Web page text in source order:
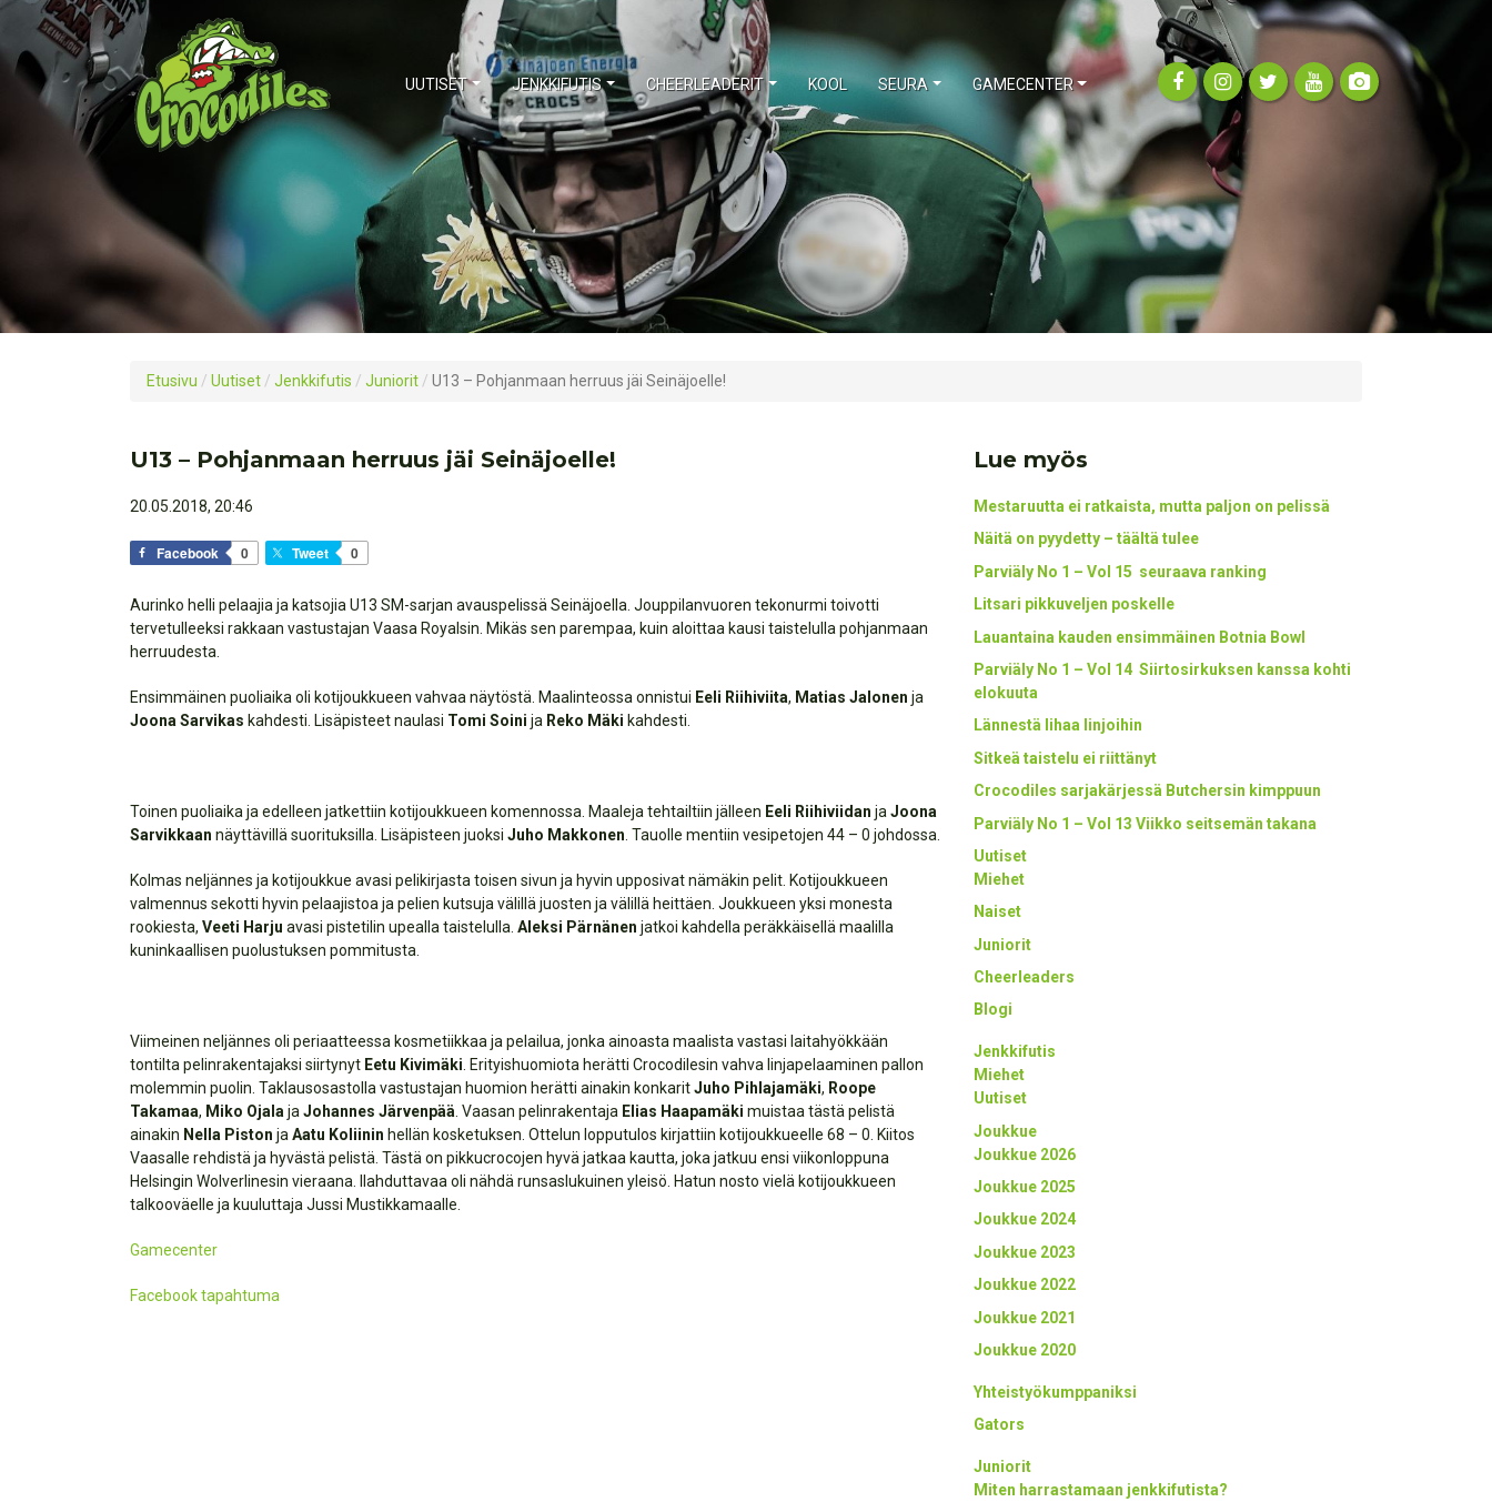
UUTISET JENKKIFUTIS CHEERLEADERIT KOOL SEURA GAMECENTER
Etusivu / Uutiset / Jenkkifutis / Juniorit / U13 – Pohjanmaan herruus jäi Seinäjoelle!
U13 – Pohjanmaan herruus jäi Seinäjoelle!
20.05.2018, 20:46
Facebook 0 Tweet 0
Aurinko helli pelaajia ja katsojia U13 SM-sarjan avauspelissä Seinäjoella. Jouppilanvuoren tekonurmi toivotti
tervetulleeksi rakkaan vastustajan Vaasa Royalsin. Mikäs sen parempaa, kuin aloittaa kausi taistelulla pohjanmaan
herruudesta.
Ensimmäinen puoliaika oli kotijoukkueen vahvaa näytöstä. Maalinteossa onnistui Eeli Riihiviita, Matias Jalonen ja
Joona Sarvikas kahdesti. Lisäpisteet naulasi Tomi Soini ja Reko Mäki kahdesti.
Toinen puoliaika ja edelleen jatkettiin kotijoukkueen komennossa. Maaleja tehtailtiin jälleen Eeli Riihiviidan ja Joona
Sarvikkaan näyttävillä suorituksilla. Lisäpisteen juoksi Juho Makkonen . Tauolle mentiin vesipetojen 44 – 0 johdossa.
Kolmas neljännes ja kotijoukkue avasi pelikirjasta toisen sivun ja hyvin upposivat nämäkin pelit. Kotijoukkueen
valmennus sekotti hyvin pelaajistoa ja pelien kutsuja välillä juosten ja välillä heittäen. Joukkueen yksi monesta
rookiesta, Veeti Harju avasi pistetilin upealla taistelulla. Aleksi Pärnänen jatkoi kahdella peräkkäisellä maalilla
kuninkaallisen puolustuksen pommitusta.
Viimeinen neljännes oli periaatteessa kosmetiikkaa ja pelailua, jonka ainoasta maalista vastasi laitahyökkään
tontilta pelinrakentajaksi siirtynyt Eetu Kivimäki . Erityishuomiota herätti Crocodilesin vahva linjapelaaminen pallon
molemmin puolin. Taklausosastolla vastustajan huomion herätti ainakin konkaritJuho Pihlajamäki, Roope
Takamaa, Miko Ojala ja Johannes Järvenpää . Vaasan pelinrakentaja Elias Haapamäki muistaa tästä pelistä
ainakin Nella Piston ja Aatu Koliinin hellän kosketuksen. Ottelun lopputulos kirjattiin kotijoukkueelle 68 – 0. Kiitos
Vaasalle rehdistä ja hyvästä pelistä. Tästä on pikkucrocojen hyvä jatkaa kautta, joka jatkuu ensi viikonloppuna
Helsingin Wolverlinesin vieraana. Ilahduttavaa oli nähdä runsaslukuinen yleisö. Hatun nosto vielä kotijoukkueen
talkooväelle ja kuuluttaja Jussi Mustikkamaalle.
Gamecenter
Facebook tapahtuma
Lue myös
Mestaruutta ei ratkaista, mutta paljon on pelissä
Näitä on pyydetty – täältä tulee
Parviäly No 1 – Vol 15 seuraava ranking
Litsari pikkuveljen poskelle
Lauantaina kauden ensimmäinen Botnia Bowl
Parviäly No 1 – Vol 14 Siirtosirkuksen kanssa kohti
elokuuta
Lännestä lihaa linjoihin
Sitkeä taistelu ei riittänyt
Crocodiles sarjakärjessä Butchersin kimppuun
Parviäly No 1 – Vol 13 Viikko seitsemän takana
Uutiset
Miehet
Naiset
Juniorit
Cheerleaders
Blogi
Jenkkifutis
Miehet
Uutiset
Joukkue
Joukkue 2026
Joukkue 2025
Joukkue 2024
Joukkue 2023
Joukkue 2022
Joukkue 2021
Joukkue 2020
Yhteistyökumppaniksi
Gators
Juniorit
Miten harrastamaan jenkkifutista?